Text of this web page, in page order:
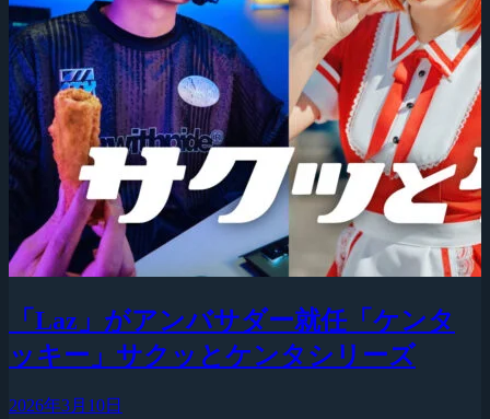
「Laz」がアンバサダー就任「ケンタ
ッキー」サクッとケンタシリーズ
2026年3月10日